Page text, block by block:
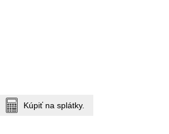
Kúpiť na splátky.